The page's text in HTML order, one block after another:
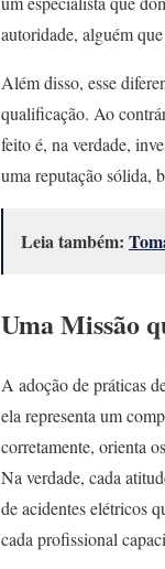
autoridade, alguém
Além disso, esse
qualificação. Ao
feito é, na verdade,
uma reputação sólida,
Leia também:
Uma Missão
A adoção de práticas
ela representa um
corretamente, orienta
Na verdade, cada
de acidentes elétricos
cada profissional